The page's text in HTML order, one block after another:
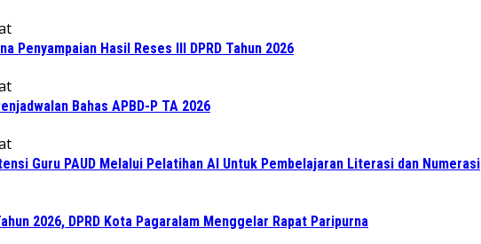
Penyampaian Hasil Reses III DPRD Tahun 2026
Bahas APBD-P TA 2026
Guru PAUD Melalui Pelatihan AI Untuk Pembelajaran Literasi dan Numerasi
2026, DPRD Kota Pagaralam Menggelar Rapat Paripurna